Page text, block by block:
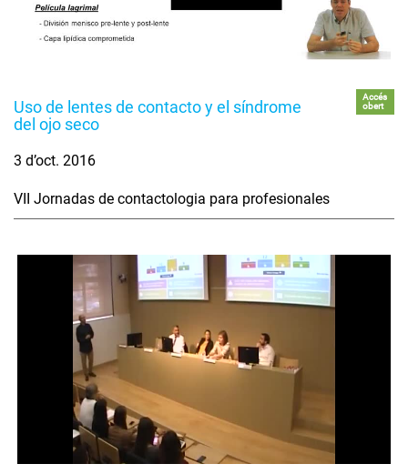
Uso de lentes de contacto y el síndrome
del ojo seco
Accés
obert
3 d’oct. 2016
VII Jornadas de contactologia para profesionales